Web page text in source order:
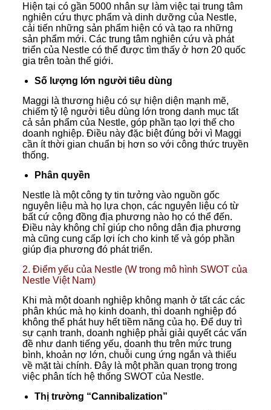
Hiện tại có gần 5000 nhân sự làm việc tại trung tâm
nghiên cứu thực phẩm và dinh dưỡng của Nestle,
cải tiến những sản phẩm hiện có và tạo ra những
sản phẩm mới. Các trung tâm nghiên cứu và phát
triển của Nestle có thể được tìm thấy ở hơn 20 quốc
gia trên toàn thế giới.
Số lượng lớn người tiêu dùng
Maggi là thương hiệu có sự hiện diện mạnh mẽ,
chiếm tỷ lệ người tiêu dùng lớn trong danh mục tất
cả sản phẩm của Nestle, góp phần tạo lợi thế cho
doanh nghiệp. Điều này đặc biệt đúng bởi vì Maggi
cần ít thời gian chuẩn bị hơn so với công thức truyền
thống.
Phân quyền
Nestle là một công ty tin tưởng vào nguồn gốc
nguyên liệu mà họ lựa chọn, các nguyên liệu có từ
bất cứ cộng đồng địa phương nào họ có thể đến.
Điều này không chỉ giúp cho nông dân địa phương
mà cũng cung cấp lợi ích cho kinh tế và góp phần
giúp địa phương đó phát triển.
2. Điểm yếu của Nestle (W trong mô hình SWOT của
Nestle Việt Nam)
Khi mà một doanh nghiệp không mạnh ở tất các các
phân khúc mà họ kinh doanh, thì doanh nghiệp đó
không thể phát huy hết tiềm năng của họ. Để duy trì
sự cạnh tranh, doanh nghiệp phải giải quyết các vấn
đề như danh tiếng yếu, doanh thu trên mức trung
bình, khoản nợ lớn, chuỗi cung ứng ngắn và thiếu
về mặt tài chính. Đây là một phần quan trọng trong
việc phân tích hệ thống SWOT của Nestle.
Thị trường “Cannibalization”